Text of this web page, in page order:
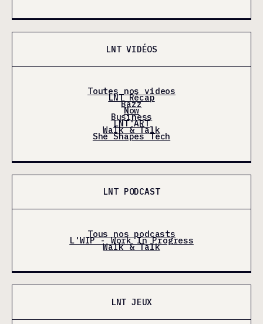
LNT VIDÉOS
Toutes nos videos
LNT Récap
Bazz
Now
Business
LNT'ART
Walk & Talk
She Shapes Tech
LNT PODCAST
Tous nos podcasts
L'WIP - Work In Progress
Walk & Talk
LNT JEUX